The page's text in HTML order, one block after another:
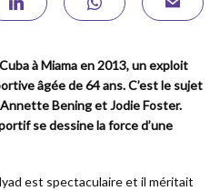
à Miama en 2013, un exploit
âgée de 64 ans.C’est le sujet
Bening et Jodie Foster.
se dessine la force d’une
est spectaculaire et il méritait